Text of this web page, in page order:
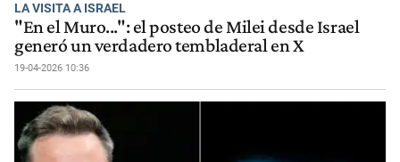
LA VISITA A ISRAEL
"En el Muro...": el posteo de Milei desde Israel
generó un verdadero tembladeral en X
19-04-2026 10:36